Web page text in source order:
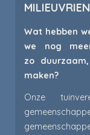
Wat hebben
we nog
zo
maken?
Onze